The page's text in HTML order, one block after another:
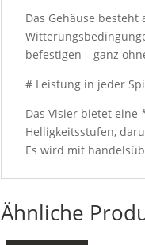
Das Gehäuse
befestigen – ganz
# Leistung in jeder
Das Visier bietet
Helligkeitsstufen,
Es wird mit
Ähnliche